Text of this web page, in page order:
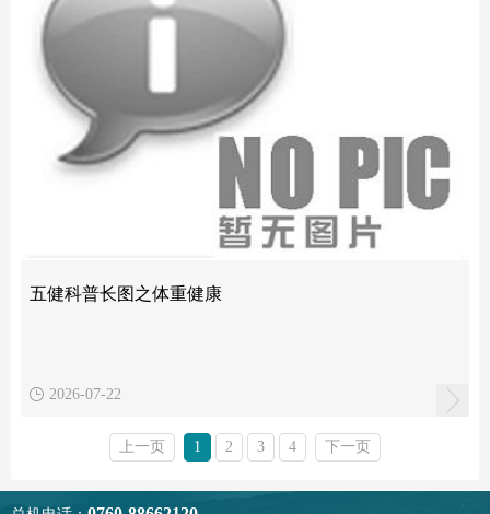
五健科普长图之体重健康
2026-07-22
上一页 1 2 3 4 下一页